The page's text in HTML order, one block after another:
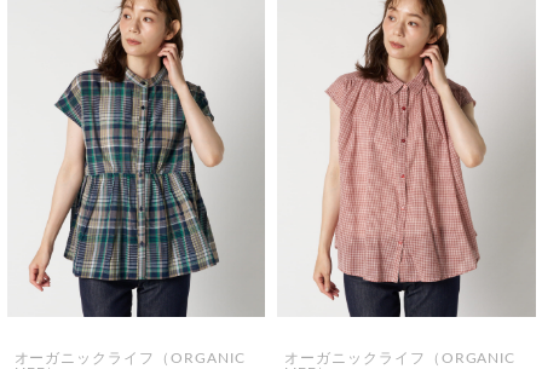
オーガニックライフ（ORGANIC
オーガニックライフ（ORGANIC